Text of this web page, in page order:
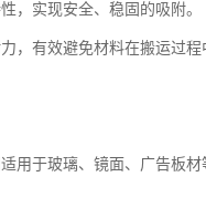
，实现安全、稳固的吸附。
，有效避免材料在搬运过
用于玻璃、镜面、广告板